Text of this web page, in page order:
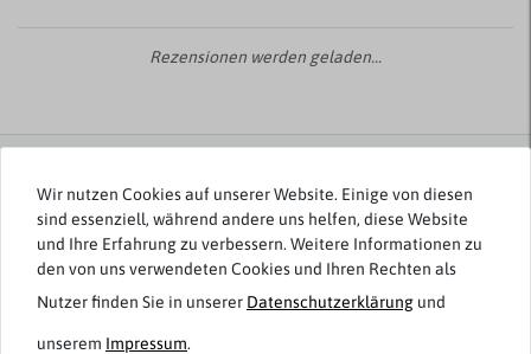
Rezensionen werden geladen...
Weitere Artikel von Adamo
Wir nutzen Cookies auf unserer Website. Einige von diesen
sind essenziell, während andere uns helfen, diese Website
und Ihre Erfahrung zu verbessern. Weitere Informationen zu
den von uns verwendeten Cookies und Ihren Rechten als
Nutzer finden Sie in unserer Daten­schutz­erklärung und
unserem Impressum.